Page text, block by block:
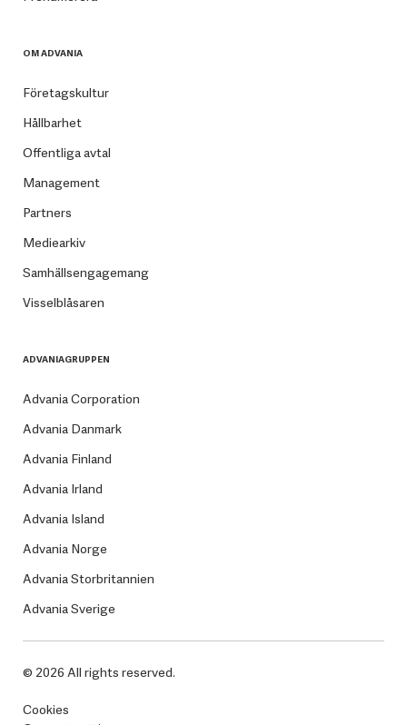
OM ADVANIA
Företagskultur
Hållbarhet
Offentliga avtal
Management
Partners
Mediearkiv
Samhällsengagemang
Visselblåsaren
ADVANIAGRUPPEN
Advania Corporation
Advania Danmark
Advania Finland
Advania Irland
Advania Island
Advania Norge
Advania Storbritannien
Advania Sverige
© 2026 All rights reserved.
Cookies